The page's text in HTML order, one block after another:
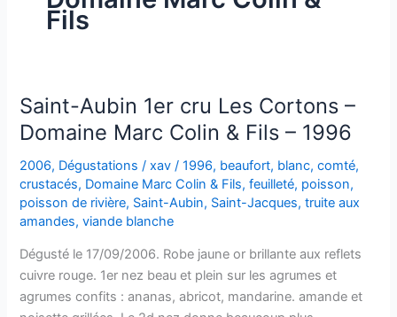
Fils
Saint-Aubin 1er cru Les Cortons –
Domaine Marc Colin & Fils – 1996
2006, Dégustations /xav/1996, beaufort, blanc,comté,
crustacés, Domaine Marc Colin & Fils,feuilleté, poisson,
poisson de rivière, Saint-Aubin, Saint-Jacques,truite aux
amandes,viande blanche
Dégusté le 17/09/2006. Robe jaune or brillante aux reflets
cuivre rouge. 1er nez beau et plein sur les agrumes et
agrumes confits : ananas, abricot, mandarine. amande et